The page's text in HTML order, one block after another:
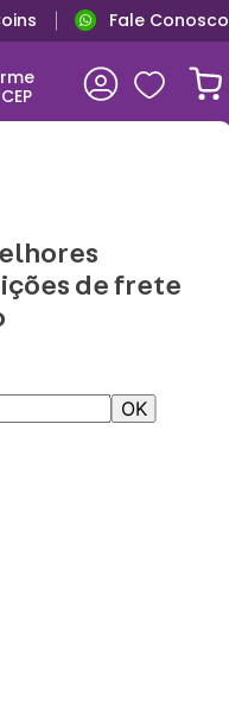
Fale Conosco
de frete
OK
e
Copiar